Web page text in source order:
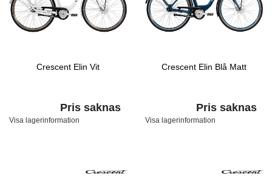
Crescent Elin Vit
Pris saknas
Visa lagerinformation
Crescent Elin Blå Matt
Pris saknas
Visa lagerinformation